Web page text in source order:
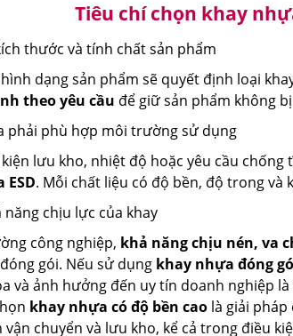
Tiêu chí chọn khay
thước và tính chất sản phẩm
dạng sản phẩm sẽ quyết định loại
theo yêu cầu để giữ sản phẩm không
phải phù hợp môi trường sử dụng
lưu kho, nhiệt độ hoặc yêu cầu chống
ESD. Mỗi chất liệu có độ bền, độ trong và
chịu lực của khay
công nghiệp, khả năng chịu nén, va
gói. Nếu sử dụng khay nhựa đóng
và ảnh hưởng đến uy tín doanh nghiệp
khay nhựa có độ bền cao là giải
chuyển và lưu kho, kể cả trong điều